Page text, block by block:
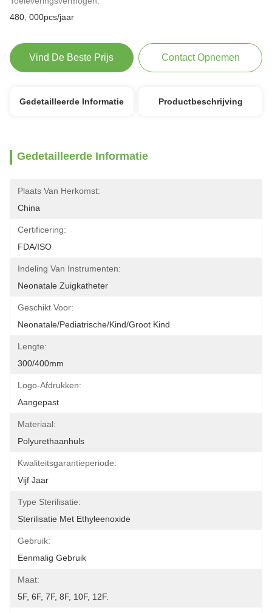
480, 000pcs/jaar
Vind De Beste Prijs Contact Opnemen
Gedetailleerde Informatie Productbeschrijving
Gedetailleerde Informatie
Plaats Van Herkomst:
China
Certificering:
FDA/ISO
Indeling Van Instrumenten:
Neonatale Zuigkatheter
Geschikt Voor:
Neonatale/pediatrische/kind/groot Kind
Lengte:
300/400mm
Logo-Afdrukken:
Aangepast
Materiaal:
Polyurethaanhuls
Kwaliteitsgarantieperiode:
Vijf Jaar
Type Sterilisatie:
Sterilisatie Met Ethyleenoxide
Gebruik:
Eenmalig Gebruik
Maat:
5F, 6F, 7F, 8F, 10F, 12F.